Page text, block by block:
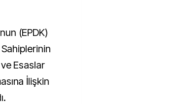
(EPDK)
Sahiplerinin
Esaslar
İlişkin